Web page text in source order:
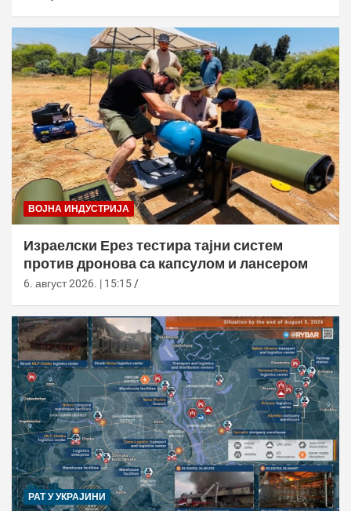
ВОЈНА ИНДУСТРИЈА
Израелски Ерез тестира тајни систем
против дронова са капсулом и лансером
6. август 2026. | 15:15
РАТ У УКРАЈИНИ